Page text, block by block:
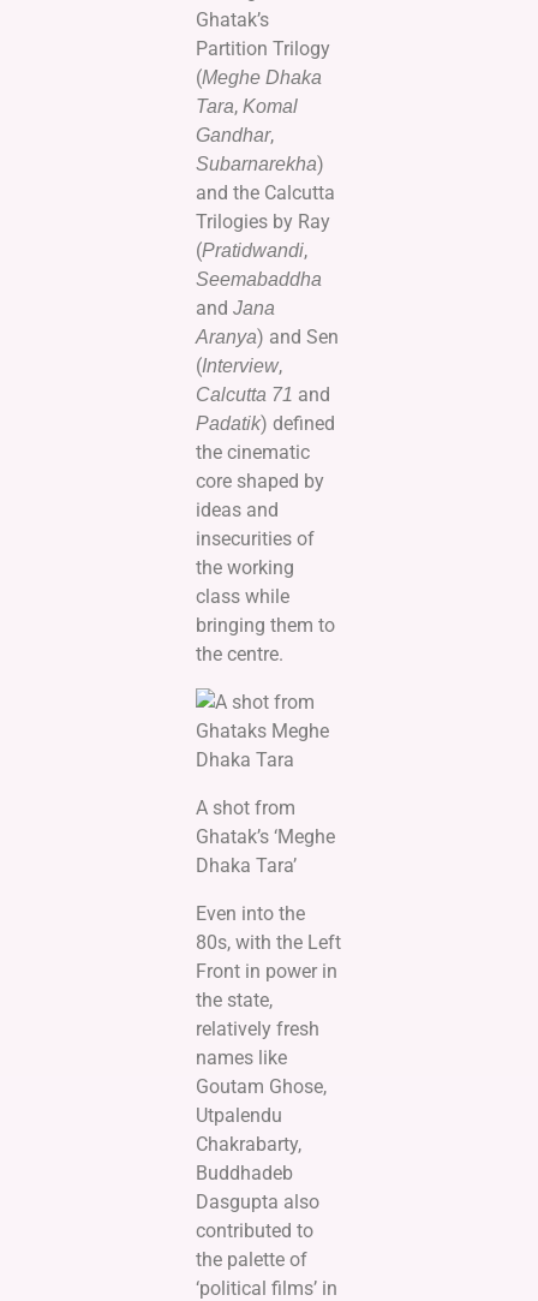
Ghatak’s
Partition Trilogy
(Meghe Dhaka
Tara, Komal
Gandhar,
Subarnarekha)
and the Calcutta
Trilogies by Ray
(Pratidwandi,
Seemabaddha
and Jana
Aranya) and Sen
(Interview,
Calcutta 71 and
Padatik) defined
the cinematic
core shaped by
ideas and
insecurities of
the working
class while
bringing them to
the centre.
A shot from
Ghatak’s ‘Meghe
Dhaka Tara’
Even into the
80s, with the Left
Front in power in
the state,
relatively fresh
names like
Goutam Ghose,
Utpalendu
Chakrabarty,
Buddhadeb
Dasgupta also
contributed to
the palette of
‘political films’ in